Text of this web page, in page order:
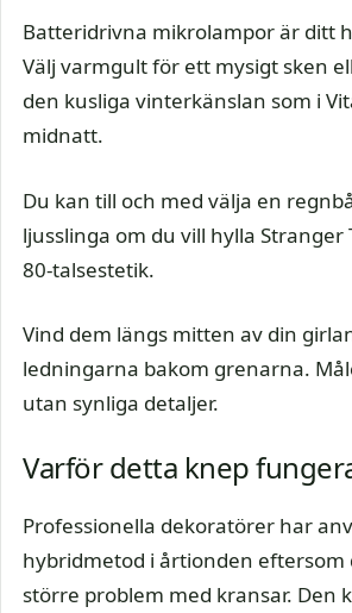
Batteridrivna mikrolampor är ditt
Välj varmgult för ett mysigt sken
den kusliga vinterkänslan som i
midnatt.
Du kan till och med välja en
ljusslinga om du vill hylla Stranger
80-talsestetik.
Vind dem längs mitten av din
ledningarna bakom grenarna.
utan synliga detaljer.
Varför detta knep
Professionella dekoratörer har
hybridmetod i årtionden eftersom
större problem med kransar. Den